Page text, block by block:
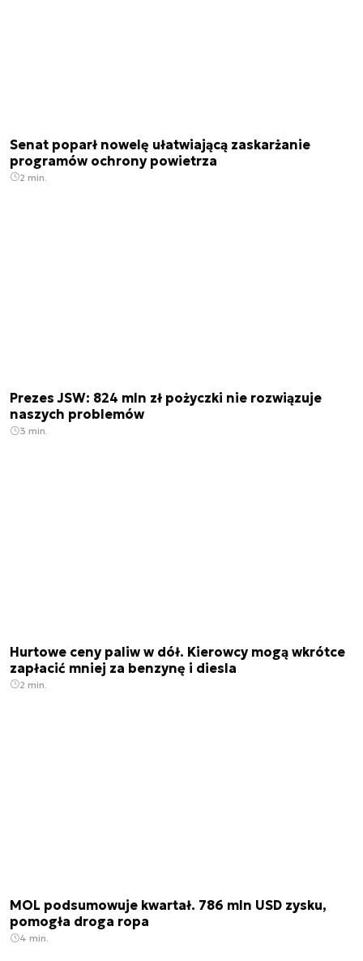
Senat poparł nowelę ułatwiającą zaskarżanie
programów ochrony powietrza
2 min.
Prezes JSW: 824 mln zł pożyczki nie rozwiązuje
naszych problemów
3 min.
Hurtowe ceny paliw w dół. Kierowcy mogą wkrótce
zapłacić mniej za benzynę i diesla
2 min.
MOL podsumowuje kwartał. 786 mln USD zysku,
pomogła droga ropa
4 min.